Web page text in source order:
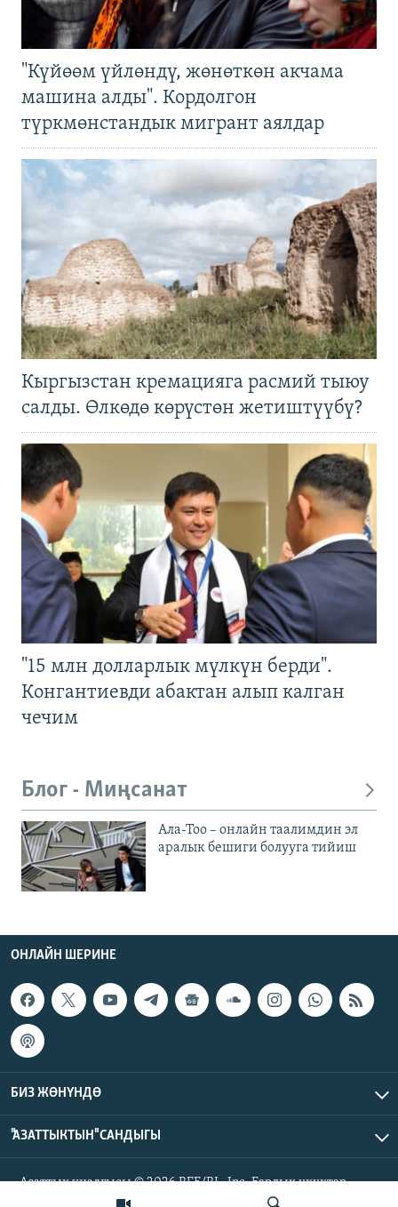
"Күйөөм үйлөндү, жөнөткөн акчама
машина алды". Кордолгон
түркмөнстандык мигрант аялдар
Кыргызстан кремацияга расмий тыюу
салды. Өлкөдө көрүстөн жетиштүүбү?
"15 млн долларлык мүлкүн берди".
Конгантиевди абактан алып калган
чечим
Блог - Миңсанат
Ала-Тоо – онлайн таалимдин эл
аралык бешиги болууга тийиш
ОНЛАЙН ШЕРИНЕ
БИЗ ЖӨНҮНДӨ
"АЗАТТЫКТЫН" САНДЫГЫ
Азаттык үналгысы © 2026 RFE/RL, Inc. Бардык укуктар